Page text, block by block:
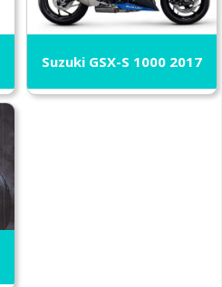
Suzuki GSX-S 1000 2017